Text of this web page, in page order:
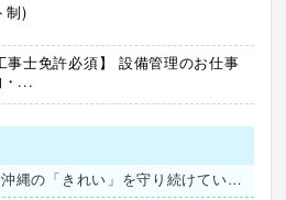
制)
事士免許必須】 設備管理のお仕事
...
地域に寄り添い、沖縄の「きれい」を守り続けています。